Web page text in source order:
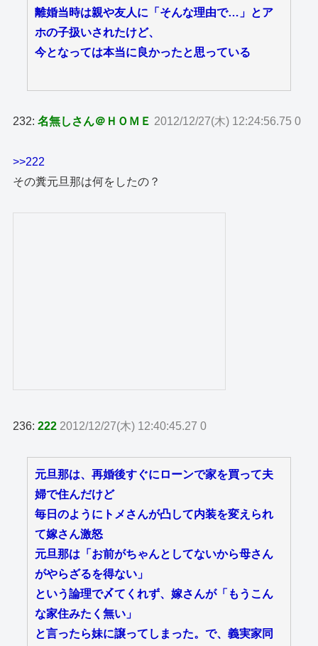
離婚当時は親や友人に「そんな理由で…」とア
ホの子扱いされたけど、
今となっては本当に良かったと思っている
232:名無しさん＠ＨＯＭＥ 2012/12/27(木) 12:24:56.75 0
>>222
その糞元旦那は何をしたの？
236:222 2012/12/27(木) 12:40:45.27 0
元旦那は、再婚後すぐにローンで家を買って夫
婦で住んだけど
毎日のようにトメさんが凸して内装を変えられ
て嫁さん激怒
元旦那は「お前がちゃんとしてないから母さん
がやらざるを得ない」
という論理で〆てくれず、嫁さんが「もうこん
な家住みたく無い」
と言ったら妹に譲ってしまった。で、義実家同